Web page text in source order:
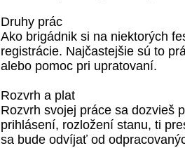
Druhy prác
Ako brigádnik si na niektorých
registrácie. Najčastejšie sú to
alebo pomoc pri upratovaní.
Rozvrh a plat
Rozvrh svojej práce sa dozvieš
prihlásení, rozložení stanu, ti
sa bude odvíjať od